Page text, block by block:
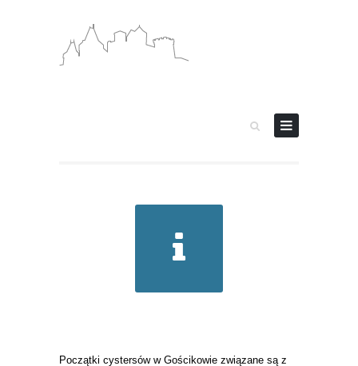
Początki cystersów w Gościkowie związane są z